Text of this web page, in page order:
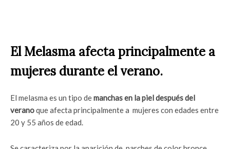
El Melasma afecta principalmente a
mujeres durante el verano.
El melasma es un tipo demanchas en la piel después del
veranoque afecta principalmente a mujeres con edades entre
20 y 55 años de edad.